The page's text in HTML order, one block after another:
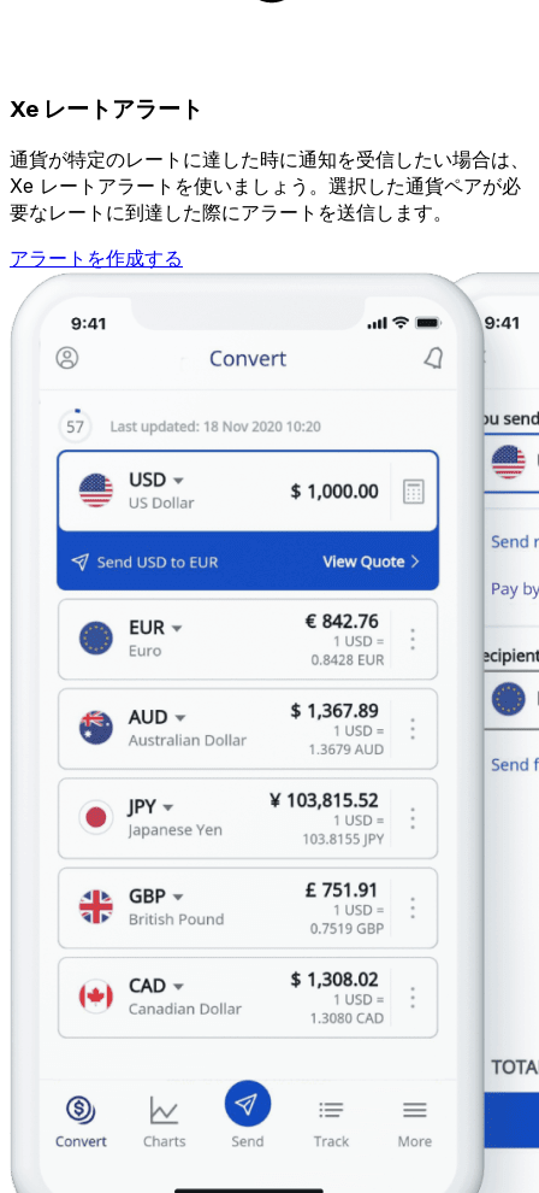
Xe レートアラート
通貨が特定のレートに達した時に通知を受信したい場合は、
Xe レートアラートを使いましょう。選択した通貨ペアが必
要なレートに到達した際にアラートを送信します。
アラートを作成する